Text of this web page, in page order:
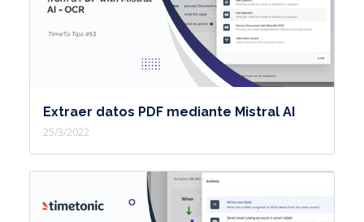
Extraer datos PDF mediante Mistral AI
25/3/2022